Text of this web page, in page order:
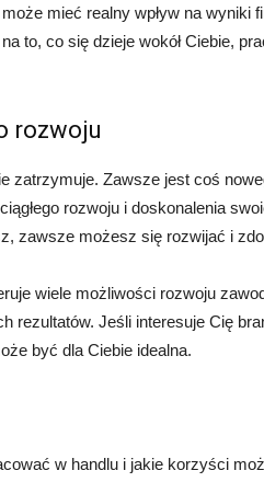
mieć realny wpływ na wyniki
to, co się dzieje wokół Ciebie,
rozwoju
zatrzymuje. Zawsze jest coś
rozwoju i doskonalenia
zawsze możesz się rozwijać i
wiele możliwości rozwoju
rezultatów. Jeśli interesuje Cię
być dla Ciebie idealna.
w handlu i jakie korzyści